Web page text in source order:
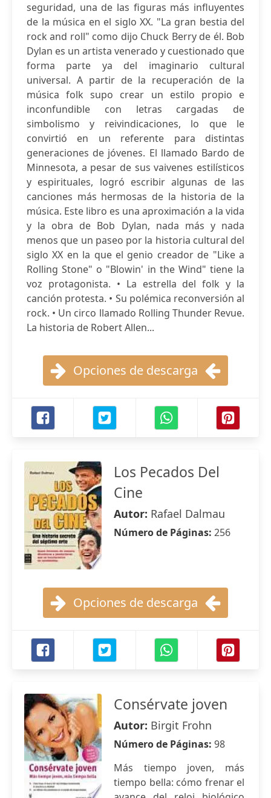
seguridad, una de las figuras más influyentes
de la música en el siglo XX. "La gran bestia del
rock and roll" como dijo Chuck Berry de él. Bob
Dylan es un artista venerado y cuestionado que
forma parte ya del imaginario cultural
universal. A partir de la recuperación de la
música folk supo crear un estilo propio e
inconfundible con letras cargadas de
simbolismo y reivindicaciones, lo que le
convirtió en un referente para distintas
generaciones de jóvenes. El llamado Bardo de
Minnesota, a pesar de sus vaivenes estilísticos
y espirituales, logró escribir algunas de las
canciones más hermosas de la historia de la
música. Este libro es una aproximación a la vida
y la obra de Bob Dylan, nada más y nada
menos que un paseo por la historia cultural del
siglo XX en la que el genio creador de "Like a
Rolling Stone" o "Blowin' in the Wind" tiene la
voz protagonista. • La estrella del folk y la
canción protesta. • Su polémica reconversión al
rock. • Un circo llamado Rolling Thunder Revue.
La historia de Robert Allen...
Opciones de descarga
Los Pecados Del
Cine
Autor: Rafael Dalmau
Número de Páginas: 256
Opciones de descarga
Consérvate joven
Autor: Birgit Frohn
Número de Páginas: 98
Más tiempo joven, más
tiempo bella: cómo frenar el